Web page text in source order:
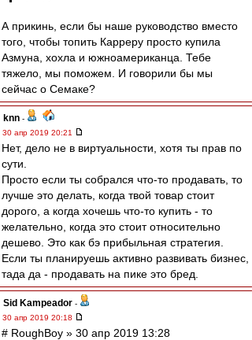
А прикинь, если бы наше руководство вместо
того, чтобы топить Карреру просто купила
Азмуна, хохла и южноамериканца. Тебе
тяжело, мы поможем. И говорили бы мы
сейчас о Семаке?
knn -
30 апр 2019 20:21
Нет, дело не в виртуальности, хотя ты прав по
сути.
Просто если ты собрался что-то продавать, то
лучше это делать, когда твой товар стоит
дорого, а когда хочешь что-то купить - то
желательно, когда это стоит относительно
дешево. Это как бэ прибыльная стратегия.
Если ты планируешь активно развивать бизнес,
тада да - продавать на пике это бред.
Sid Kampeador -
30 апр 2019 20:18
# RoughBoy » 30 апр 2019 13:28